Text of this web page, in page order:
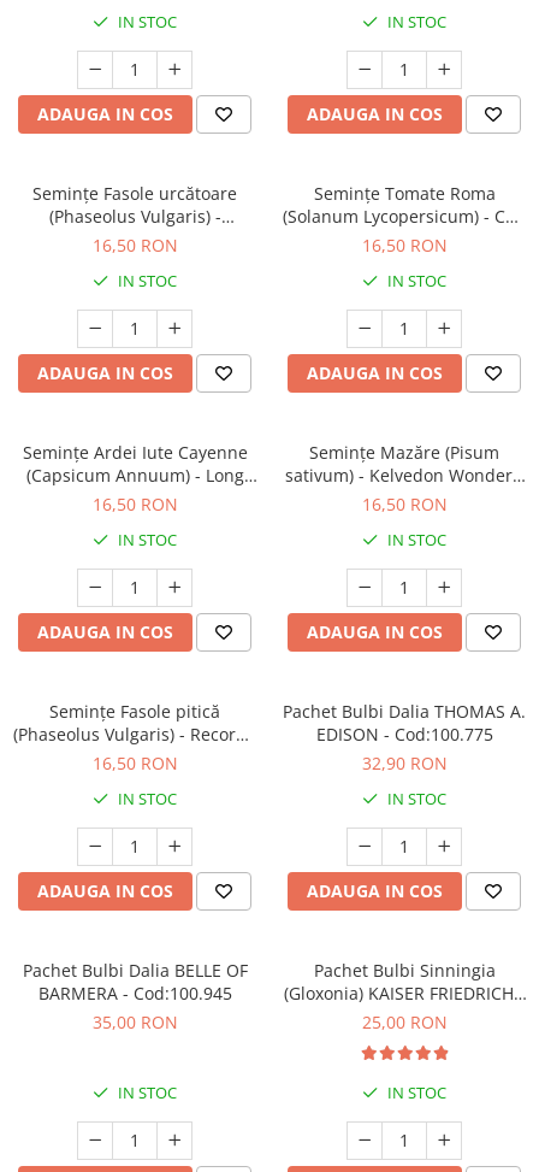
IN STOC
ADAUGA IN COS
IN STOC
ADAUGA IN COS
Semințe Fasole urcătoare
(Phaseolus Vulgaris) -
Neckarkönigin - Cod 7350
16,50 RON
IN STOC
ADAUGA IN COS
Semințe Tomate Roma
(Solanum Lycopersicum) - Cod
7388
16,50 RON
IN STOC
ADAUGA IN COS
Semințe Ardei Iute Cayenne
(Capsicum Annuum) - Long
Slim - Cod 7292
16,50 RON
IN STOC
ADAUGA IN COS
Semințe Mazăre (Pisum
sativum) - Kelvedon Wonder -
Cod 7330
16,50 RON
IN STOC
ADAUGA IN COS
Semințe Fasole pitică
(Phaseolus Vulgaris) - Record -
Cod 7340
16,50 RON
IN STOC
ADAUGA IN COS
Pachet Bulbi Dalia THOMAS A.
EDISON - Cod:100.775
32,90 RON
IN STOC
ADAUGA IN COS
Pachet Bulbi Dalia BELLE OF
BARMERA - Cod:100.945
35,00 RON
IN STOC
Pachet Bulbi Sinningia
(Gloxonia) KAISER FRIEDRICH -
Cod:114.860
25,00 RON
IN STOC